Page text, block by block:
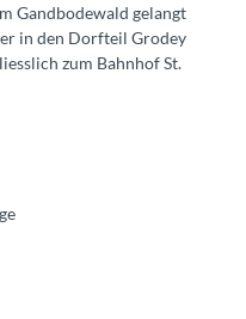
Gandbodewald gelangt
in den Dorfteil Grodey
zum Bahnhof St.